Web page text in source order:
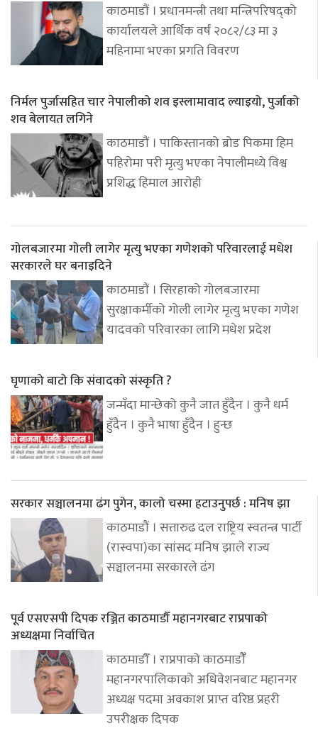
काठमाडौं । प्रधानमन्त्री तथा मन्त्रिपरिषद्को
कार्यालयले आर्थिक वर्ष २०८२/८३ मा ३
महिनामा भएका प्रगति विवरण
निर्मल पुर्जासहित चार नेपालीको शव इस्लामावाद ल्याइयो, पुर्जाको
शव बेलायत लगिने
काठमाडौं । पाकिस्तानको ब्रोड पिकमा हिम
पहिरोमा परी मृत्यु भएका नेपालीमध्ये विश्व
प्रशिद्ध हिमाल आरोही
गोलबजारमा गोली लागेर मृत्यु भएका गणेशको परिवारलाई मधेश
सरकारले घर बनाइदिने
काठमाडौं । सिरहाको गोलबजारमा
सुरक्षाकर्मीको गोली लागेर मृत्यु भएका गणेश
यादवको परिवारका लागि मधेश प्रदेश
घृणाको बाटो कि संवादको संस्कृति ?
जन्मँदा मान्छेको कुनै जात हुँदैन । कुनै धर्म
हुँदैन । कुनै भाषा हुँदैन । हुन्छ
सरकार सञ्चालनमा ढंग पुगेन, कालो चस्मा हटाउनुपर्छ : मनिष झा
काठमाडौं । सत्तारुढ दल राष्ट्रिय स्वतन्त्र पार्टी
(रास्वपा)का सांसद मनिष झाले राज्य
सञ्चालनमा सरकारले ढंग
पूर्व एसएसपी दिपक रञ्जित काठमाडौँ महानगरबाट राप्रपाको
अध्यक्षमा निर्वाचित
काठमाडौँ । राप्रपाको काठमाडौंँ
महानगरपालिकाको अधिवेशनबाट महानगर
अध्यक्ष पदमा अवकाश प्राप्त वरिष्ठ प्रहरी
उपरीक्षक दिपक